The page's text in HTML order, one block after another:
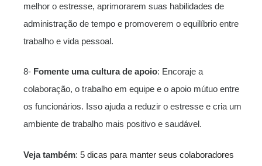
melhor o estresse, aprimorarem suas habilidades de
administração de tempo e promoverem o equilíbrio entre
trabalho e vida pessoal.
8- Fomente uma cultura de apoio: Encoraje a
colaboração, o trabalho em equipe e o apoio mútuo entre
os funcionários. Isso ajuda a reduzir o estresse e cria um
ambiente de trabalho mais positivo e saudável.
Veja também: 5 dicas para manter seus colaboradores